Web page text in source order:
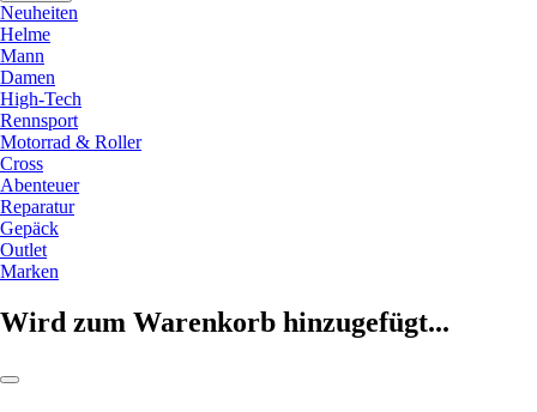
Neuheiten
Helme
Mann
Damen
High-Tech
Rennsport
Motorrad & Roller
Cross
Abenteuer
Reparatur
Gepäck
Outlet
Marken
Wird zum Warenkorb hinzugefügt...